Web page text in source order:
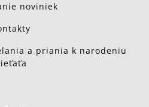
noviniek
a priania k narodeniu